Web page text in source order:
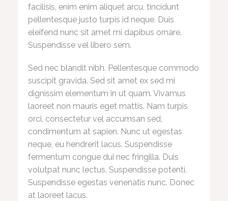
facilisis, enim enim aliquet arcu, tincidunt
pellentesque justo turpis id neque. Duis
eleifend nunc sit amet mi dapibus ornare.
Suspendisse vel libero sem.
Sed nec blandit nibh. Pellentesque commodo
suscipit gravida. Sed sit amet ex sed mi
dignissim elementum in ut quam. Vivamus
laoreet non mauris eget mattis. Nam turpis
orci, consectetur vel accumsan sed,
condimentum at sapien. Nunc ut egestas
neque, eu hendrerit lacus. Suspendisse
fermentum congue dui nec fringilla. Duis
volutpat nunc lectus. Suspendisse potenti.
Suspendisse egestas venenatis nunc. Donec
at laoreet lacus.